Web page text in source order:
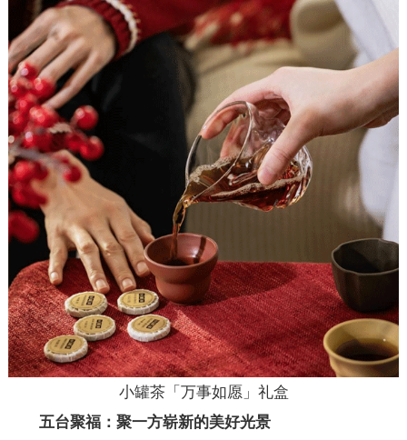
小罐茶「万事如愿」礼盒
五台聚福：聚一方崭新的美好光景